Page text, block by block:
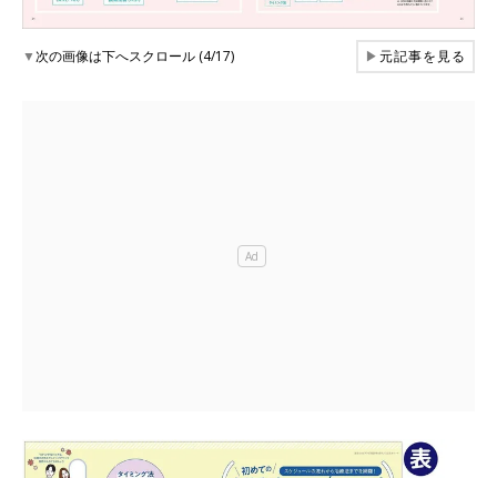
▼次の画像は下へスクロール (4/17) ▶元記事を見る